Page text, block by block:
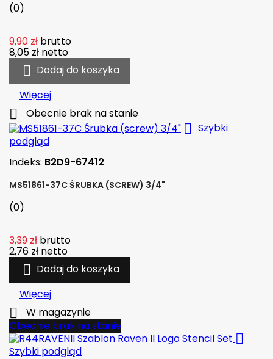
(0)
9,90 zł brutto
8,05 zł netto
 Dodaj do koszyka
Więcej
 Obecnie brak na stanie
 Szybki
podgląd
Indeks: B2D9-67412
MS51861-37C ŚRUBKA (SCREW) 3/4"
(0)
3,39 zł brutto
2,76 zł netto
 Dodaj do koszyka
Więcej

W magazynie
Obecnie brak na stanie

Szybki podgląd